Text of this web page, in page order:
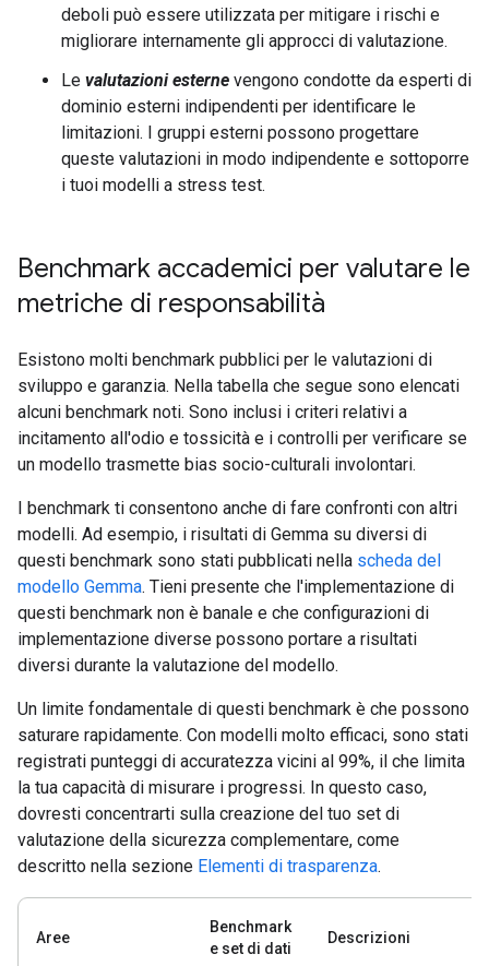
deboli può essere utilizzata per mitigare i rischi e
migliorare internamente gli approcci di valutazione.
Le valutazioni esterne vengono condotte da esperti di
dominio esterni indipendenti per identificare le
limitazioni. I gruppi esterni possono progettare
queste valutazioni in modo indipendente e sottoporre
i tuoi modelli a stress test.
Benchmark accademici per valutare le
metriche di responsabilità
Esistono molti benchmark pubblici per le valutazioni di
sviluppo e garanzia. Nella tabella che segue sono elencati
alcuni benchmark noti. Sono inclusi i criteri relativi a
incitamento all'odio e tossicità e i controlli per verificare se
un modello trasmette bias socio-culturali involontari.
I benchmark ti consentono anche di fare confronti con altri
modelli. Ad esempio, i risultati di Gemma su diversi di
questi benchmark sono stati pubblicati nella scheda del
modello Gemma. Tieni presente che l'implementazione di
questi benchmark non è banale e che configurazioni di
implementazione diverse possono portare a risultati
diversi durante la valutazione del modello.
Un limite fondamentale di questi benchmark è che possono
saturare rapidamente. Con modelli molto efficaci, sono stati
registrati punteggi di accuratezza vicini al 99%, il che limita
la tua capacità di misurare i progressi. In questo caso,
dovresti concentrarti sulla creazione del tuo set di
valutazione della sicurezza complementare, come
descritto nella sezione Elementi di trasparenza.
Aree
Benchmark
e set di dati
Descrizioni